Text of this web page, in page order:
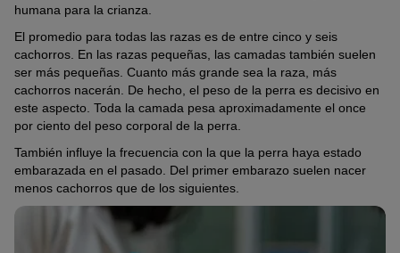
humana para la crianza.
El promedio para todas las razas es de entre cinco y seis
cachorros. En las razas pequeñas, las camadas también suelen
ser más pequeñas. Cuanto más grande sea la raza, más
cachorros nacerán. De hecho, el peso de la perra es decisivo en
este aspecto. Toda la camada pesa aproximadamente el once
por ciento del peso corporal de la perra.
También influye la frecuencia con la que la perra haya estado
embarazada en el pasado. Del primer embarazo suelen nacer
menos cachorros que de los siguientes.